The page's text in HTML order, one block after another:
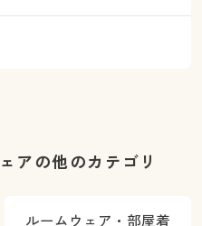
アの他のカテゴリ
ルームウェア・部屋着